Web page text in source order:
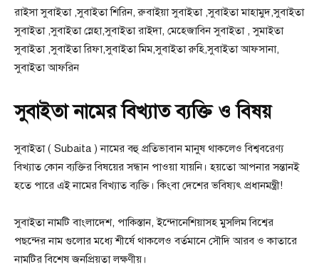
রাইসা সুবাইতা ,সুবাইতা শিরিন, রুবাইয়া সুবাইতা ,সুবাইতা মাহামুদ,সুবাইতা
সুবাইতা ,সুবাইতা স্নেহা,সুবাইতা রাইদা, মেহেজাবিন সুবাইতা , সুমাইতা
সুবাইতা ,সুবাইতা রিফা,সুবাইতা মিম,সুবাইতা রুহি,সুবাইতা আফসানা,
সুবাইতা আফরিন
সুবাইতা নামের বিখ্যাত ব্যক্তি ও বিষয়
সুবাইতা ( Subaita ) নামের বহু প্রতিভাবান মানুষ থাকলেও বিশ্ববরেণ্য
বিখ্যাত কোন ব্যক্তির বিষয়ের সন্ধান পাওয়া যায়নি। হয়তো আপনার সন্তানই
হতে পারে এই নামের বিখ্যাত ব্যক্তি। কিংবা দেশের ভবিষ্যৎ প্রধানমন্ত্রী!
সুবাইতা নামটি বাংলাদেশ, পাকিস্তান, ইন্দোনেশিয়াসহ মুসলিম বিশ্বের
পছন্দের নাম গুলাের মধ্যে শীর্ষে থাকলেও বর্তমানে সৌদি আরব ও কাতারে
নামটির বিশেষ জনপ্রিয়তা লক্ষণীয়।